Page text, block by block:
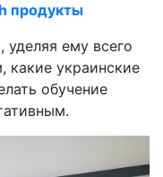
продукты
уделяя ему всего
какие украинские
обучение